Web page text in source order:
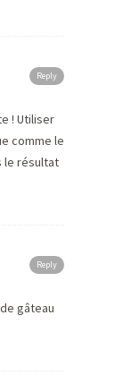
Reply
! Utiliser
comme le
le résultat
Reply
gâteau